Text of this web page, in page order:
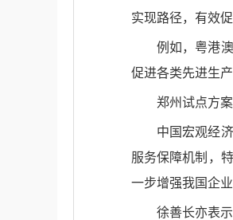
实现路径，有效
例如，粤港
促进各类先进生
郑州试点方
中国宏观经
服务保障机制，
一步增强我国企
徐善长亦表